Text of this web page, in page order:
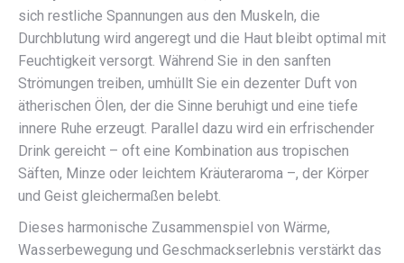
sich restliche Spannungen aus den Muskeln, die
Durchblutung wird angeregt und die Haut bleibt optimal mit
Feuchtigkeit versorgt. Während Sie in den sanften
Strömungen treiben, umhüllt Sie ein dezenter Duft von
ätherischen Ölen, der die Sinne beruhigt und eine tiefe
innere Ruhe erzeugt. Parallel dazu wird ein erfrischender
Drink gereicht – oft eine Kombination aus tropischen
Säften, Minze oder leichtem Kräuteraroma –, der Körper
und Geist gleichermaßen belebt.
Dieses harmonische Zusammenspiel von Wärme,
Wasserbewegung und Geschmackserlebnis verstärkt das